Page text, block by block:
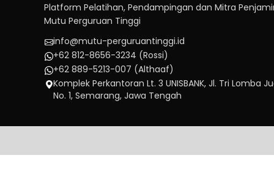
Platform Pelatihan, Pendampingan dan Mitra
Mutu Perguruan Tinggi
info@mutu-perguruantinggi.id
+62 812-8656-3234 (Rossi)
+62 889-5213-007 (Althaaf)
Komplek Perkantoran Lt. 3 UNISBANK, Jl. Tri Lomba
No. 1, Semarang, Jawa Tengah